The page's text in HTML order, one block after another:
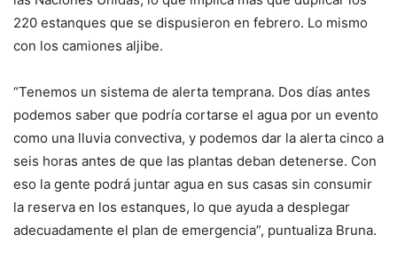
220 estanques que se dispusieron en febrero. Lo mismo
con los camiones aljibe.
“Tenemos un sistema de alerta temprana. Dos días antes
podemos saber que podría cortarse el agua por un evento
como una lluvia convectiva, y podemos dar la alerta cinco a
seis horas antes de que las plantas deban detenerse. Con
eso la gente podrá juntar agua en sus casas sin consumir
la reserva en los estanques, lo que ayuda a desplegar
adecuadamente el plan de emergencia”, puntualiza Bruna.